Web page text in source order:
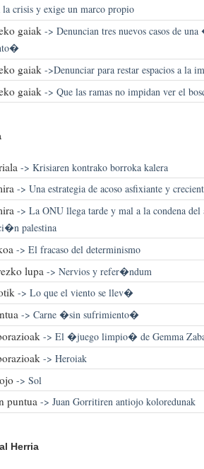
la crisis y exige un marco propio
gaiak-> Denuncian tres nuevos casos de
gaiak->Denunciar para restar espacios a la
gaiak -> Que las ramas no impidan ver el
-> Krisiaren kontrako borroka kalera
-> Una estrategia de acoso asfixiante y
-> La ONU llega tarde y mal a la condena
palestina
-> El fracaso del determinismo
lupa -> Nervios y refer�ndum
-> Lo que el viento se llev�
-> Carne �sin sufrimiento�
-> El �juego limpio� de Gemma
-> Heroiak
-> Sol
puntua-> Juan Gorritiren antiojo koloredunak
Herria